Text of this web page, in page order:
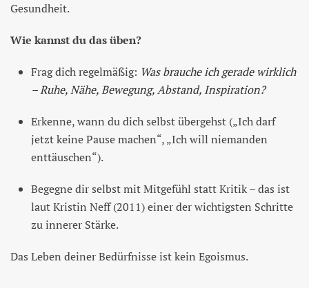
Gesundheit.
Wie kannst du das üben?
Frag dich regelmäßig: Was brauche ich gerade wirklich
– Ruhe, Nähe, Bewegung, Abstand, Inspiration?
Erkenne, wann du dich selbst übergehst („Ich darf
jetzt keine Pause machen“, „Ich will niemanden
enttäuschen“).
Begegne dir selbst mit Mitgefühl statt Kritik – das ist
laut Kristin Neff (2011) einer der wichtigsten Schritte
zu innerer Stärke.
Das Leben deiner Bedürfnisse ist kein Egoismus.